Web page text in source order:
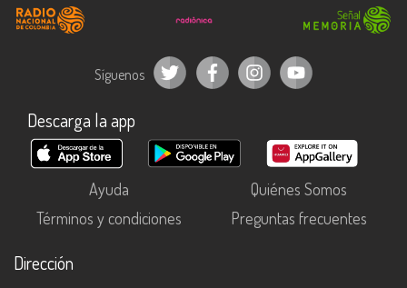
Síguenos
Descarga la app
Ayuda
Quiénes Somos
Términos y condiciones
Preguntas frecuentes
Dirección